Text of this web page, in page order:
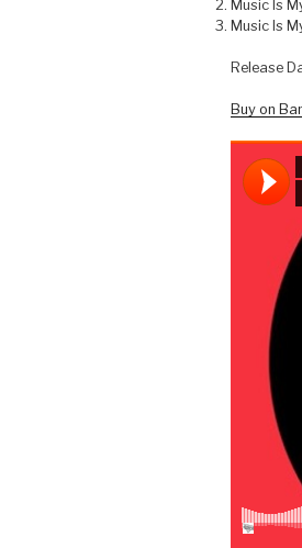
Music Is
Music Is
Release
Buy on